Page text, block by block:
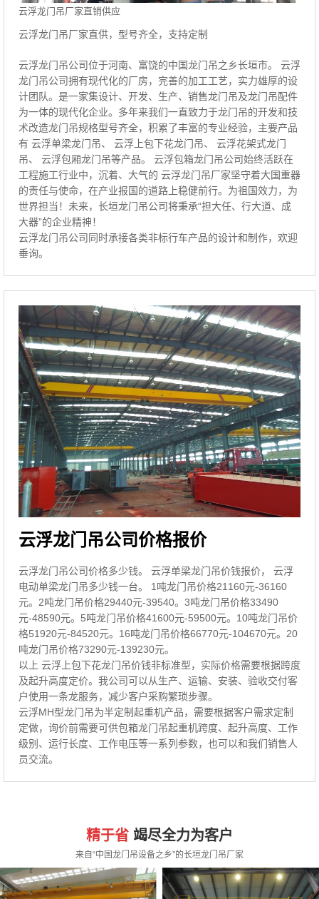
云浮龙门吊厂家直销供应
云浮龙门吊厂家直供，型号齐全，支持定制
云浮龙门吊公司位于河南、富饶的中国龙门吊之乡长垣市。 云浮
龙门吊公司拥有现代化的厂房，完善的加工工艺，实力雄厚的设
计团队。是一家集设计、开发、生产、销售龙门吊及龙门吊配件
为一体的现代化企业。多年来我们一直致力于龙门吊的开发和技
术改造龙门吊规格型号齐全，积累了丰富的专业经验，主要产品
有 云浮单梁龙门吊、 云浮上包下花龙门吊、 云浮花架式龙门
吊、 云浮包厢龙门吊等产品。 云浮包箱龙门吊公司始终活跃在
工程施工行业中，沉着、大气的 云浮龙门吊厂家坚守着大国重器
的责任与使命，在产业报国的道路上稳健前行。为祖国效力，为
世界担当！未来，长垣龙门吊公司将秉承“担大任、行大道、成
大器”的企业精神！
云浮龙门吊公司同时承接各类非标行车产品的设计和制作，欢迎
垂询。
云浮龙门吊公司价格报价
云浮龙门吊公司价格多少钱。 云浮单梁龙门吊价钱报价， 云浮
电动单梁龙门吊多少钱一台。 1吨龙门吊价格21160元-36160
元。2吨龙门吊价格29440元-39540。3吨龙门吊价格33490
元-48590元。5吨龙门吊价格41600元-59500元。10吨龙门吊价
格51920元-84520元。16吨龙门吊价格66770元-104670元。20
吨龙门吊价格73290元-139230元。
以上 云浮上包下花龙门吊价钱非标准型，实际价格需要根据跨度
及起升高度定价。我公司可以从生产、运输、安装、验收交付客
户使用一条龙服务，减少客户采购繁琐步骤。
云浮MH型龙门吊为半定制起重机产品，需要根据客户需求定制
定做，询价前需要可供包箱龙门吊起重机跨度、起升高度、工作
级别、运行长度、工作电压等一系列参数，也可以和我们销售人
员交流。
精于省 竭尽全力为客户
来自“中国龙门吊设备之乡”的长垣龙门吊厂家